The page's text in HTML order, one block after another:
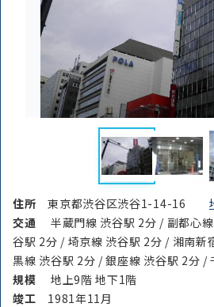
から探す
条件を絞
住所東京都渋谷区渋谷1-14-16
交通
半蔵門線 渋谷駅 2分 / 副都心
谷駅 2分 / 埼京線 渋谷駅 2分 / 湘南新
黒線 渋谷駅 2分 / 銀座線 渋谷駅 2分 /
規模
地上9階 地下1階
竣⼯ 1981年11月